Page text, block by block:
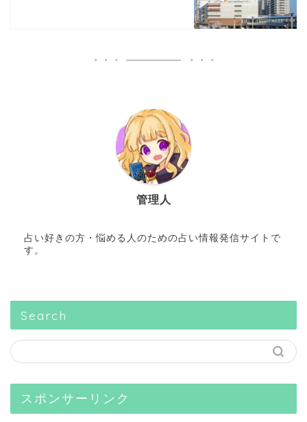
管理人
占い好きの方・悩める人のための占い情報発信サイトで
す。
Search
スポンサーリンク